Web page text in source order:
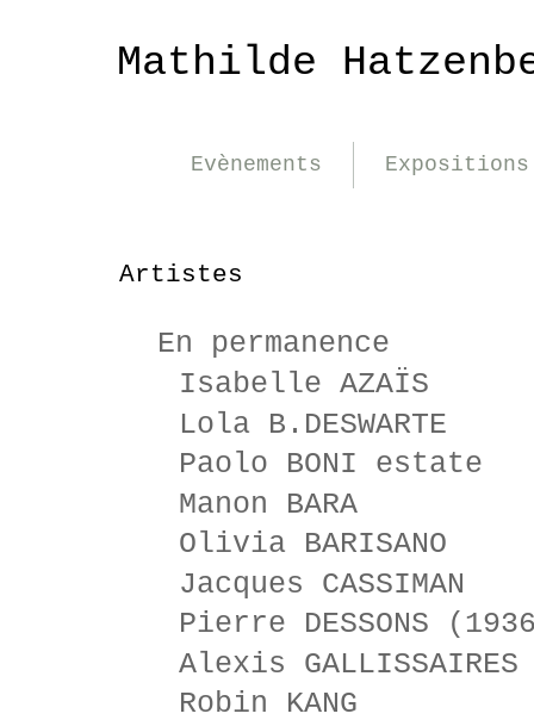
Mathilde
Evènements Expositions
Artistes
En permanence
Isabelle AZAÏS
Lola B.DESWARTE
Paolo BONI estate
Manon BARA
Olivia BARISANO
Jacques CASSIMAN
Pierre DESSONS
Alexis GALLISSAIRES
Robin KANG